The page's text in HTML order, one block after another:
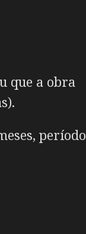
que a obra
período